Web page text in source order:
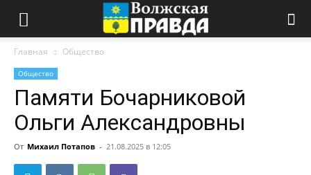
Главная Общество
Общество
Памяти Бочарниковой
Ольги Александровны
От Михаил Потапов - 21.08.2025 в 12:05